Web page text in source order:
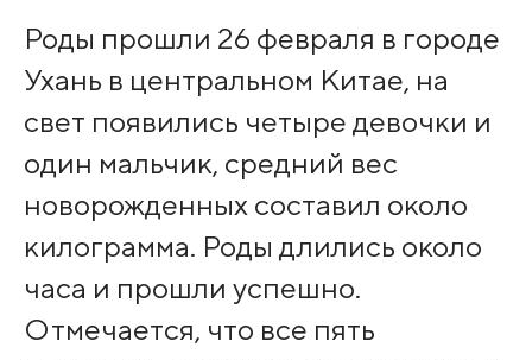
Роды прошли 26 февраля в городе
Ухань в центральном Китае, на
свет появились четыре девочки и
один мальчик, средний вес
новорожденных составил около
килограмма. Роды длились около
часа и прошли успешно.
Отмечается, что все пять